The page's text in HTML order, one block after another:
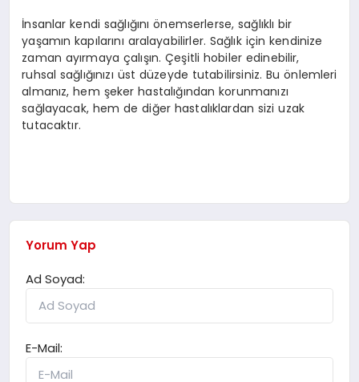
İnsanlar kendi sağlığını önemserlerse, sağlıklı bir
yaşamın kapılarını aralayabilirler. Sağlık için kendinize
zaman ayırmaya çalışın. Çeşitli hobiler edinebilir,
ruhsal sağlığınızı üst düzeyde tutabilirsiniz. Bu önlemleri
almanız, hem şeker hastalığından korunmanızı
sağlayacak, hem de diğer hastalıklardan sizi uzak
tutacaktır.
Yorum Yap
Ad Soyad:
E-Mail: